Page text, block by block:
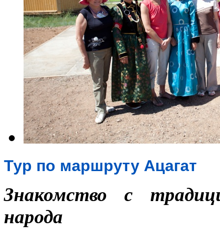
Тур по маршруту Ацагат
Знакомство с
народа